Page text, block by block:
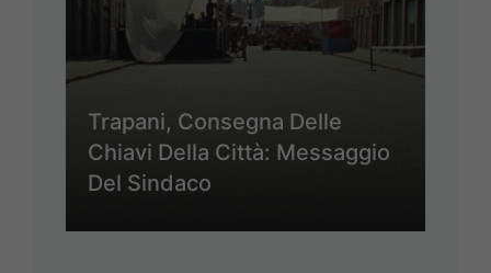
Trapani, Consegna Delle
Chiavi Della Città: Messaggio
Del Sindaco